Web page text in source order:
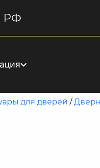
РФ
для дверей /